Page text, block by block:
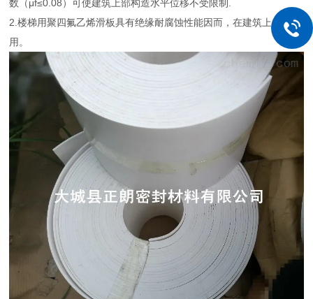
数（μf≤0.08）可使建筑上部构造水平位移不受限制.
2.楼梯用聚四氟乙烯滑板具有绝缘耐腐蚀性能因而，在建筑上广泛应
用。